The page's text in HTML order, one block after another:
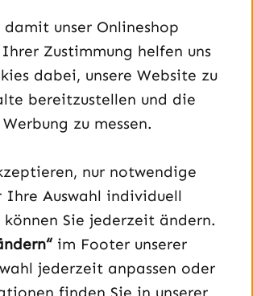
901
Uhr
vorbei – öffnet in neuem Tab
TikTok-Videos an – öffnet in neuem
Videos auf YouTube an – öffnet
unser Onlineshop
Zustimmung helfen uns
dabei, unsere Website zu
bereitzustellen und die
zu messen.
nur notwendige
Ihre Auswahl individuell
Sie jederzeit ändern.
im Footer unserer
jederzeit anpassen oder